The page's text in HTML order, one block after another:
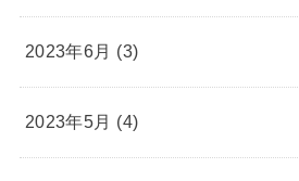
2023年6月 (3)
2023年5月 (4)